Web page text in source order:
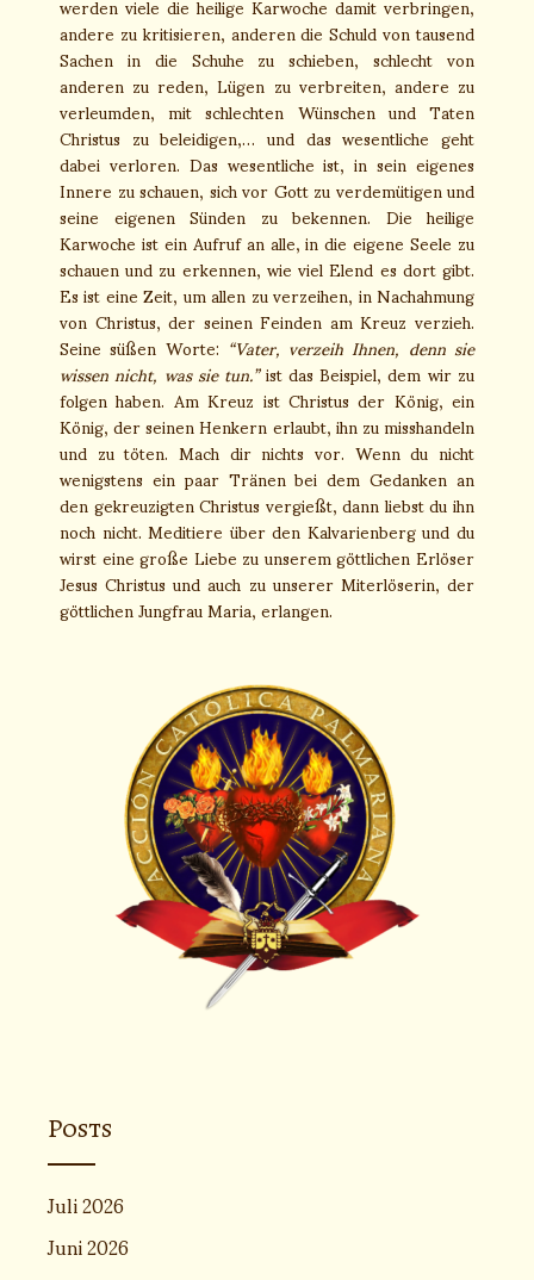
andere zu kritisieren, anderen die Schuld von tausend
Sachen in die Schuhe zu schieben, schlecht von
anderen zu reden, Lügen zu verbreiten, andere zu
verleumden, mit schlechten Wünschen und Taten
Christus zu beleidigen,… und das wesentliche geht
dabei verloren. Das wesentliche ist, in sein eigenes
Innere zu schauen, sich vor Gott zu verdemütigen und
seine eigenen Sünden zu bekennen. Die heilige
Karwoche ist ein Aufruf an alle, in die eigene Seele zu
schauen und zu erkennen, wie viel Elend es dort gibt.
Es ist eine Zeit, um allen zu verzeihen, in Nachahmung
von Christus, der seinen Feinden am Kreuz verzieh.
Seine süßen Worte: “Vater, verzeih Ihnen, denn sie
wissen nicht, was sie tun.”ist das Beispiel, dem wir zu
folgen haben. Am Kreuz ist Christus der König, ein
König, der seinen Henkern erlaubt, ihn zu misshandeln
und zu töten. Mach dir nichts vor. Wenn du nicht
wenigstens ein paar Tränen bei dem Gedanken an
den gekreuzigten Christus vergießt, dann liebst du ihn
noch nicht. Meditiere über den Kalvarienberg und du
wirst eine große Liebe zu unserem göttlichen Erlöser
Jesus Christus und auch zu unserer Miterlöserin, der
göttlichen Jungfrau Maria, erlangen.
Posts
Juli 2026
Juni 2026